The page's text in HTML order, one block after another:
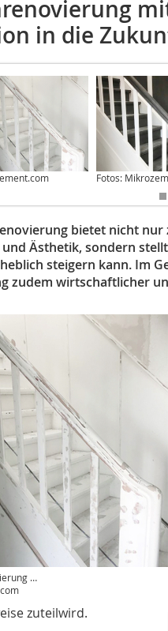
in die
Fotos:
bietet nicht
­Ästhetik, sondern
steigern kann. Im
zudem wirtschaftlicher
…
zuteilwird.